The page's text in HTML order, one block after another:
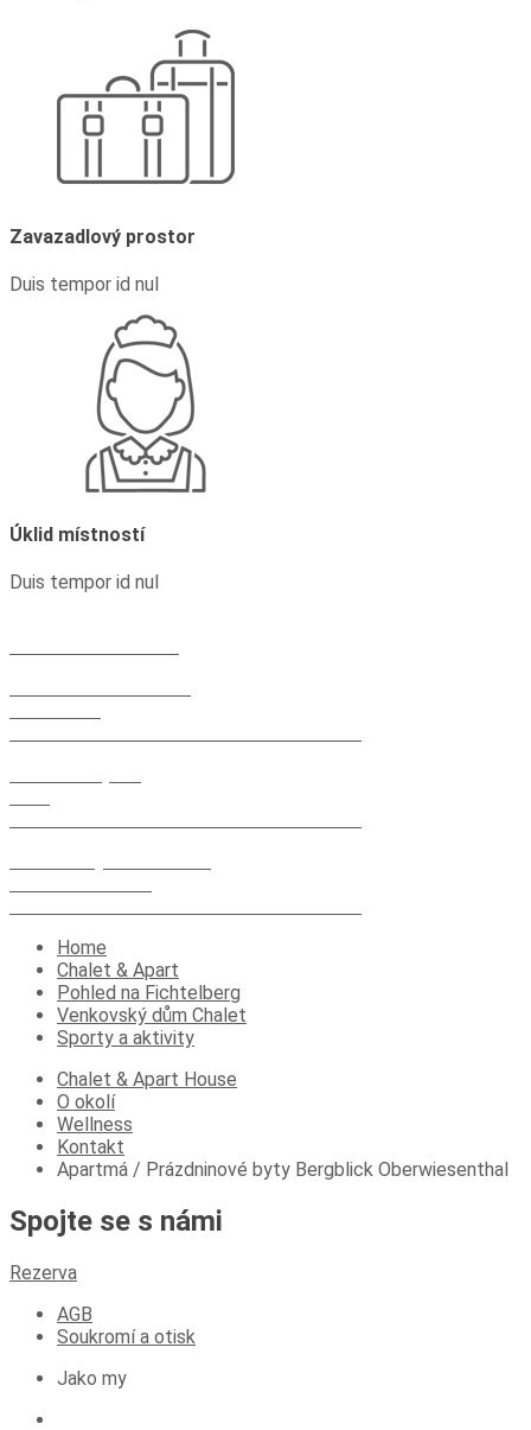
Zavazadlový prostor
Duis tempor id nul
Úklid místností
Duis tempor id nul
Home
Chalet & Apart
Pohled na Fichtelberg
Venkovský dům Chalet
Sporty a aktivity
Chalet & Apart House
O okolí
Wellness
Kontakt
Apartmá / Prázdninové byty Bergblick Oberwiesenthal
Spojte se s námi
Rezerva
AGB
Soukromí a otisk
Jako my